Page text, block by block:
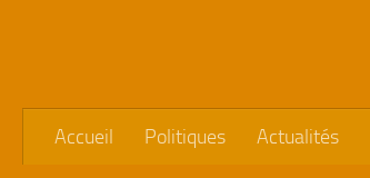
Accueil Politiques Actualités